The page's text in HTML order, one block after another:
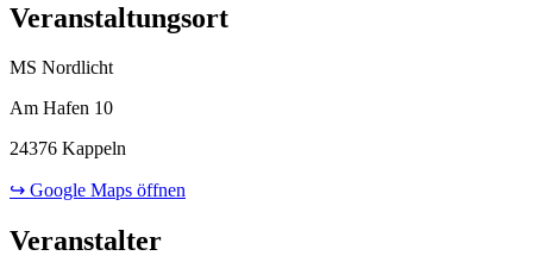
Veranstaltungsort
MS Nordlicht
Am Hafen 10
24376 Kappeln
↪ Google Maps öffnen
Veranstalter